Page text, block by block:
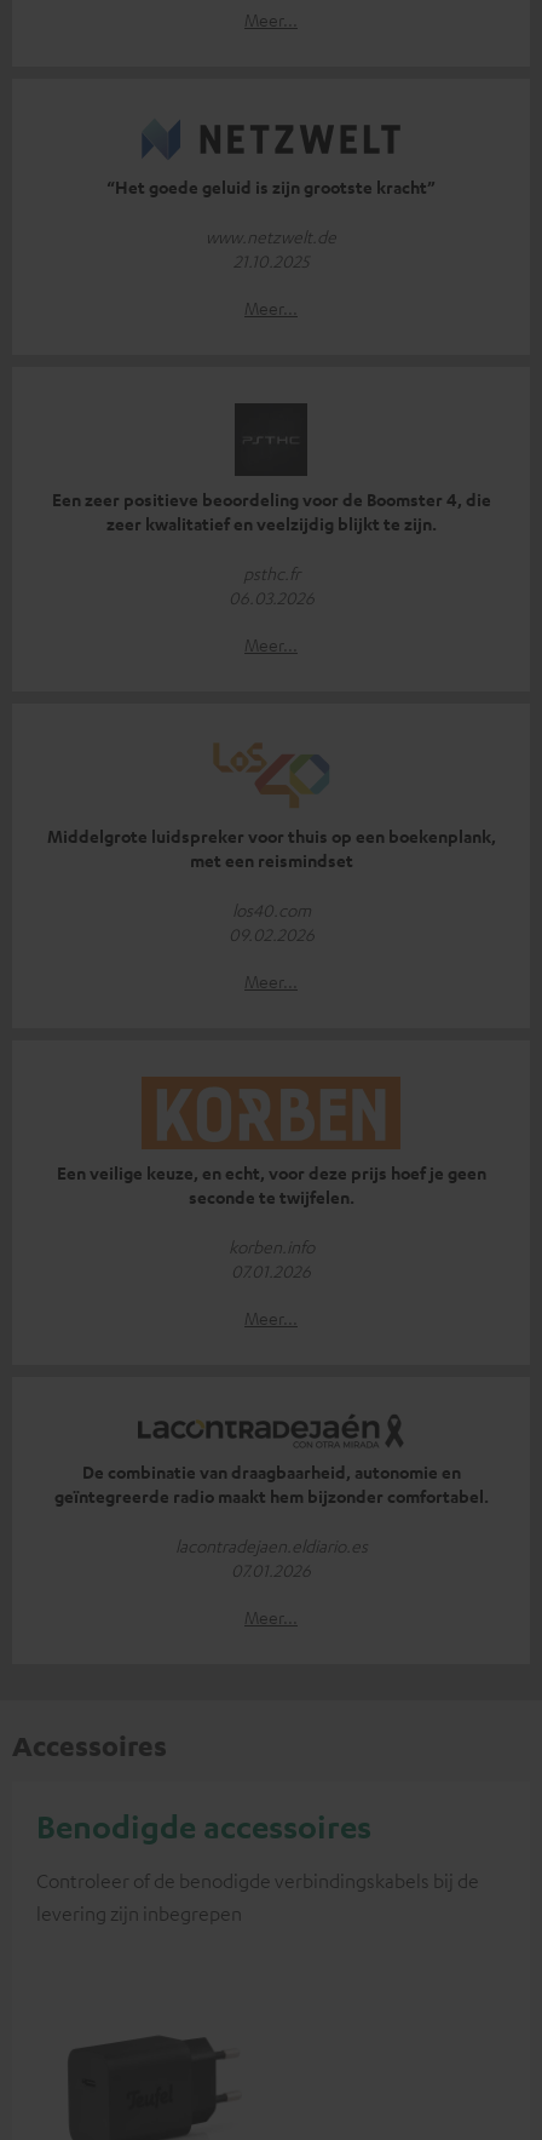
Meer...
“Het goede geluid is zijn grootste kracht”
www.netzwelt.de
21.10.2025
Meer...
Een zeer positieve beoordeling voor de Boomster 4, die
zeer kwalitatief en veelzijdig blijkt te zijn.
psthc.fr
06.03.2026
Meer...
Middelgrote luidspreker voor thuis op een boekenplank,
met een reismindset
los40.com
09.02.2026
Meer...
Een veilige keuze, en echt, voor deze prijs hoef je geen
seconde te twijfelen.
korben.info
07.01.2026
Meer...
De combinatie van draagbaarheid, autonomie en
geïntegreerde radio maakt hem bijzonder comfortabel.
lacontradejaen.eldiario.es
07.01.2026
Meer...
Accessoires
Benodigde accessoires
Controleer of de benodigde verbindingskabels bij de
levering zijn inbegrepen